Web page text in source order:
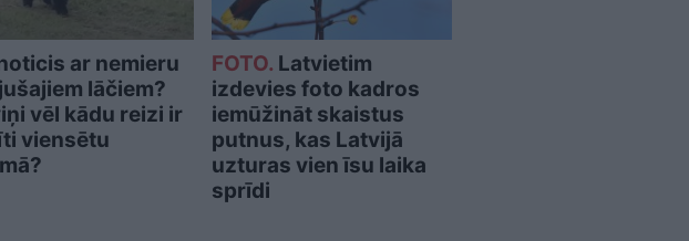
ar nemieru
lāčiem?
vēl kādu reizi ir
viensētu
FOTO. Latvietim
izdevies foto kadros
iemūžināt skaistus
putnus, kas Latvijā
uzturas vien īsu laika
sprīdi